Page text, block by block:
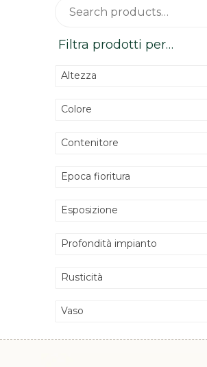
Search
Filtra prodotti per…
Altezza
Colore
Contenitore
Epoca fioritura
Esposizione
Profondità impianto
Rusticità
Vaso